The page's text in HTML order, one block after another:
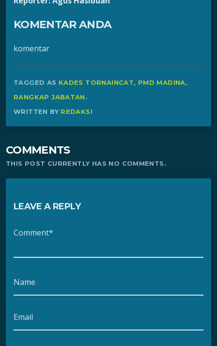
KOMENTAR ANDA
komentar
TAGGED AS KADES TORNAINCAT, PMD MADINA,
RANGKAP JABATAN.
WRITTEN BY REDAKSI
COMMENTS
THIS POST CURRENTLY HAS NO COMMENTS.
LEAVE A REPLY
Comment*
Name
Email